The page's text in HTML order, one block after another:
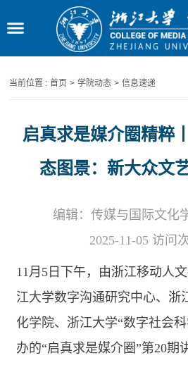
当前位置 : 首页 > 学院动态 > 信息速递
启真求是媒介圈精粹
态图景：新大众文
编辑：传媒与国际文化
2025-11-05 访问
11月 5 日下午，由浙江移动人
江大学数字沟通研究中心、浙
化学院、浙江大学“数字社会
办的“启真求是媒介圈”第20期